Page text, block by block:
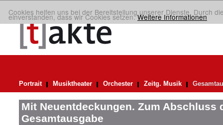
Cookies helfen uns bei der Bereitstellung unserer Dienste. Durch
einverstanden, dass wir Cookies setzen.Weitere Informationen
Portrait Musiktheater Orchester Zeitg. Musik
Mit Neuentdeckungen. Zum Abschluss
Gesamtausgabe